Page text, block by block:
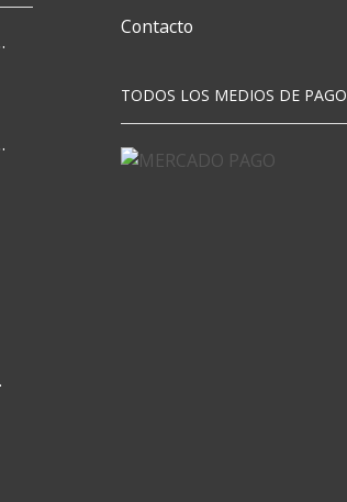
X50x3000
X50X2400
Contacto
TODOS LOS MEDIOS DE PAGO